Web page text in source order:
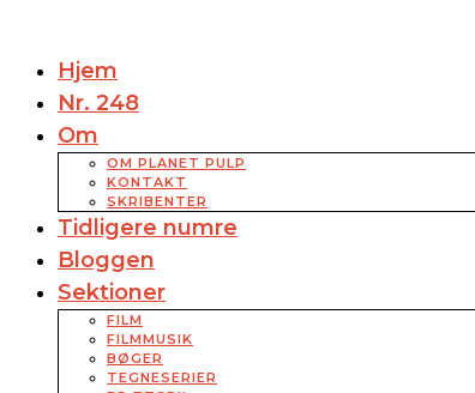
Hjem
Nr. 248
Om
OM PLANET PULP
KONTAKT
SKRIBENTER
Tidligere numre
Bloggen
Sektioner
FILM
FILMMUSIK
BØGER
TEGNESERIER